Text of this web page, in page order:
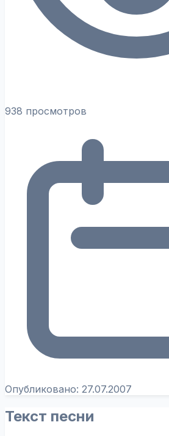
938 просмотров
Опубликовано: 27.07.2007
Текст песни